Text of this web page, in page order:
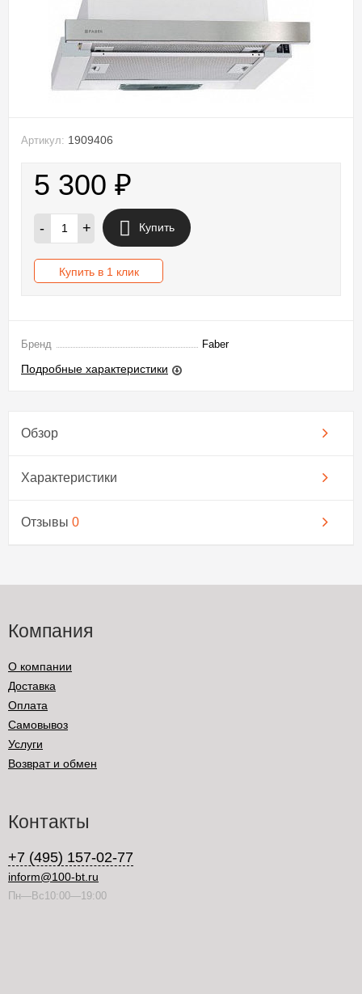
Артикул: 1909406
5 300 ₽
- + Купить
Купить в 1 клик
Бренд Faber
Подробные характеристики
Обзор
Характеристики
Отзывы 0
Компания
О компании
Доставка
Оплата
Самовывоз
Услуги
Возврат и обмен
Контакты
+7 (495) 157-02-77
inform@100-bt.ru
Пн—Вс10:00—19:00